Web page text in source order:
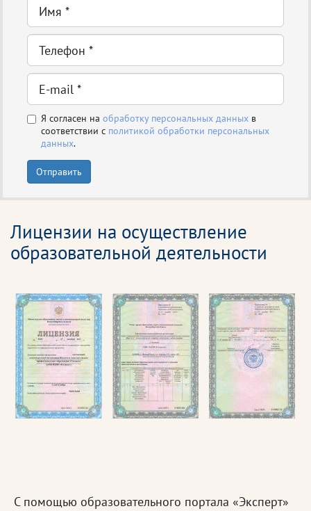
Я согласен на обработку персональных данных в
соответствии с политикой обработки персональных
данных.
Отправить
Лицензии на осуществление
образовательной деятельности
С помощью образовательного портала «Эксперт»